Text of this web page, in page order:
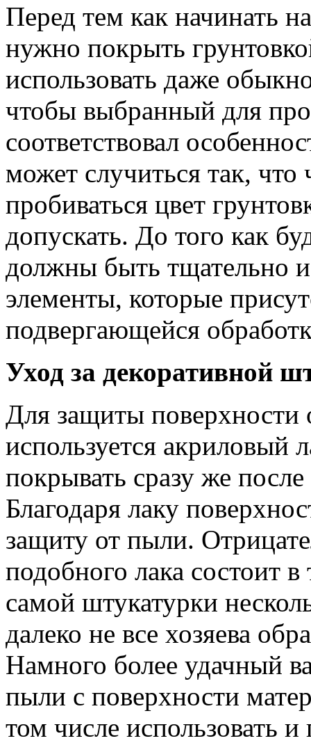
Перед тем как начинать
нужно покрыть
использовать даже
чтобы выбранный для
соответствовал
может случиться так, что
пробиваться цвет
допускать. До того как
должны быть тщательно
элементы, которые
подвергающейся
Уход за декоративной
Для защиты поверхности
используется
покрывать сразу же
Благодаря лаку
защиту от пыли.
подобного лака состоит
самой штукатурки
далеко не все хозяева
Намного более удачный
пыли с поверхности
том числе использовать